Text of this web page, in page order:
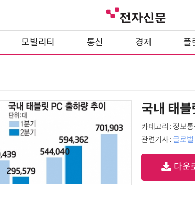
모빌리티 통신 경제 플
국내 태블
카테고리 : 정보통
관련기사 : 글로
다운